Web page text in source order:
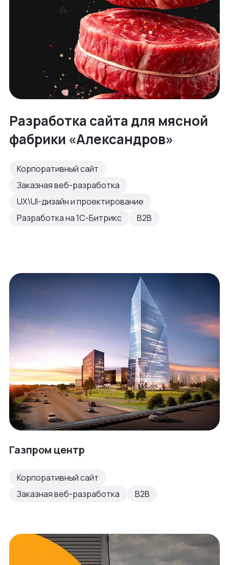
Разработка сайта для мясной
фабрики «Александров»
Корпоративный сайт
Заказная веб-разработка
UX\UI-дизайн и проектирование
Разработка на 1С-Битрикс
B2B
Газпром центр
Корпоративный сайт
Заказная веб-разработка
B2B